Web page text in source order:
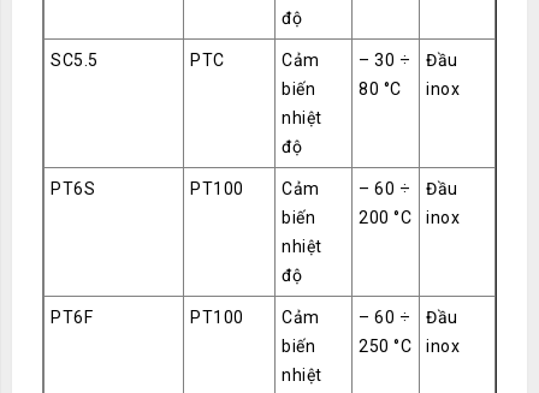
độ
SC5.5 PTC
Cảm
biến
nhiệt
độ
– 30 ÷
80 °C
Đầu
inox
PT6S PT100
Cảm
biến
nhiệt
độ
– 60 ÷
200 °C
Đầu
inox
PT6F PT100
Cảm
biến
nhiệt
– 60 ÷
250 °C
Đầu
inox